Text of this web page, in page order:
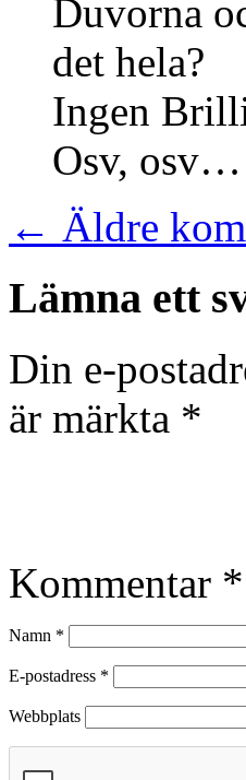
Duvorna
det hela?
Ingen
Osv, osv…
← Äldre
Lämna ett
Din e-
är märkta *
Kommentar *
Namn *
E-postadress *
Webbplats